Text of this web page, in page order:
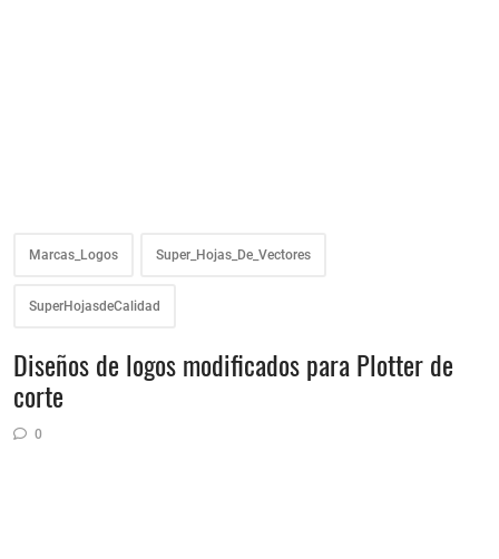
Marcas_Logos Super_Hojas_De_Vectores
SuperHojasdeCalidad
Diseños de logos modificados para Plotter de
corte
0